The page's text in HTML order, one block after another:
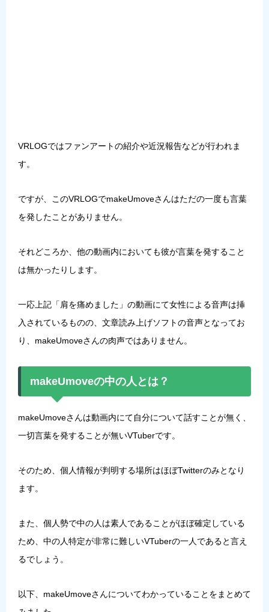
VRLOGではファンアートの紹介や近況報告などが行われま
す。
ですが、このVRLOGでmakeUmoveさんはただの一度も言葉
を発したことがありません。
それどころか、他の動画内においても彼が言葉を発すること
は無かったりします。
一応上記「肩を痛めました」の動画にて女性による音声は挿
入されているものの、文章読み上げソフトの音声となってお
り、makeUmoveさんの肉声ではありません。
makeUmoveの中の人とは？
makeUmoveさんは動画内にて自分について話すことが無く、
一切言葉を発することが無いVTuberです。
そのため、個人情報が判明する場所はほぼTwitterのみとなり
ます。
また、個人勢で中の人は素人であることがほぼ確定している
ため、中の人特定が非常に難しいVTuberの一人であると言え
るでしょう。
以下、makeUmoveさんについてわかっていることをまとめて